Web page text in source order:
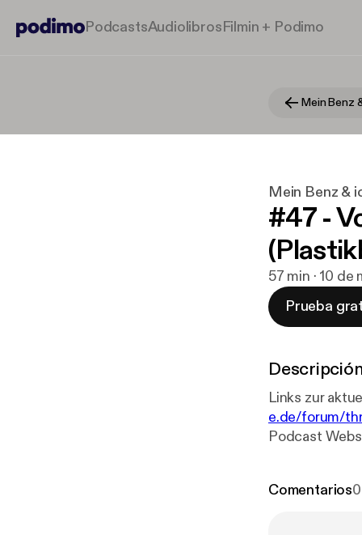
PodcastsAudiolibrosFilmin + Podimo
Mein Benz
Mein Benz &
#47 -
57 min · 10
Prueba
e.de/forum/
Podcast
Comentarios0